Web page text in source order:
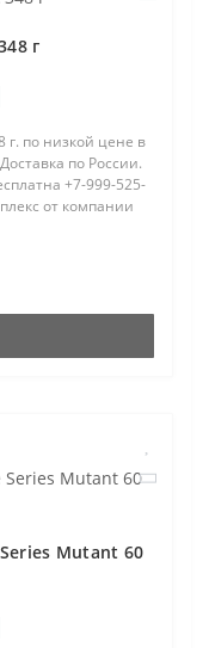
г
г. по низкой цене в
по России.
+7-999-525-
от компании
Mutant 60